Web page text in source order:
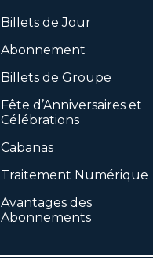
Billets de Jour
Abonnement
Billets de Groupe
Fête d’Anniversaires et
Célébrations
Cabanas
Traitement Numérique
Avantages des
Abonnements